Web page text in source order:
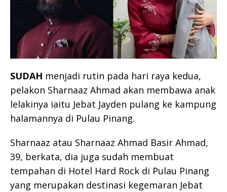
SUDAH menjadi rutin pada hari raya kedua,
pelakon Sharnaaz Ahmad akan membawa anak
lelakinya iaitu Jebat Jayden pulang ke kampung
halamannya di Pulau Pinang.
Sharnaaz atau Sharnaaz Ahmad Basir Ahmad,
39, berkata, dia juga sudah membuat
tempahan di Hotel Hard Rock di Pulau Pinang
yang merupakan destinasi kegemaran Jebat